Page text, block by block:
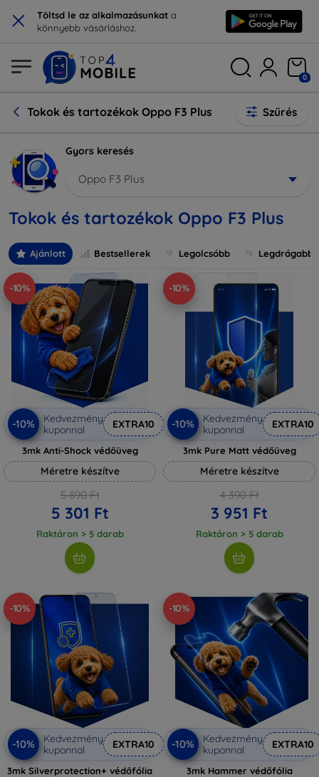
× Töltsd le az alkalmazásunkat a
könnyebb vásárláshoz.
0
Tokok és tartozékok Oppo F3 Plus Szűrés
Gyors keresés
Oppo F3 Plus
Tokok és tartozékok Oppo F3 Plus
Ajánlott Bestsellerek Legolcsóbb Legdrágabb
-10%
-10%
Kedvezmény
kuponnal
EXTRA10
3mk Anti-Shock védőüveg
Méretre készítve
5 890 Ft
5 301 Ft
Raktáron > 5 darab
-10%
-10%
Kedvezmény
kuponnal
EXTRA10
3mk Pure Matt védőüveg
Méretre készítve
4 390 Ft
3 951 Ft
Raktáron > 5 darab
-10%
-10%
Kedvezmény
kuponnal
EXTRA10
3mk Silverprotection+ védőfólia
-10%
-10%
Kedvezmény
kuponnal
EXTRA10
3mk Hammer védőfólia